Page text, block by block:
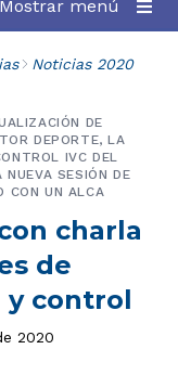
Mostrar menú
Noticias 2020
charla
de
y control
DE
DEPORTE, LA
IVC DEL
SESIÓN DE
CON UN ALCA
2020